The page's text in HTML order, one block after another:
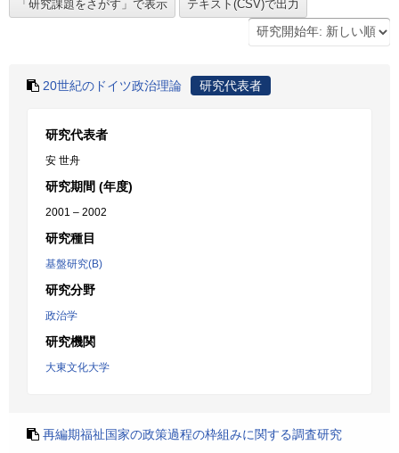
20世紀のドイツ政治理論 研究代表者
研究代表者
安 世舟
研究期間 (年度)
2001 – 2002
研究種目
基盤研究(B)
研究分野
政治学
研究機関
大東文化大学
再編期福祉国家の政策過程の枠組みに関する調査研究